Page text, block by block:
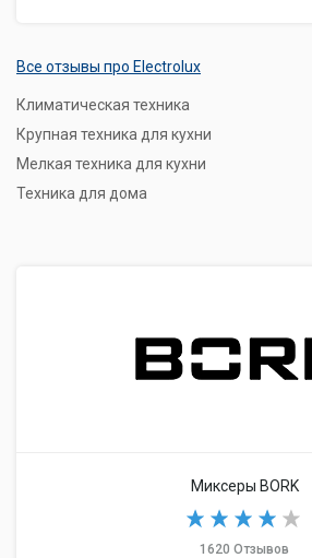
Все отзывы про Electrolux
Климатическая техника
Крупная техника для кухни
Мелкая техника для кухни
Техника для дома
Миксеры BORK
1620 Отзывов